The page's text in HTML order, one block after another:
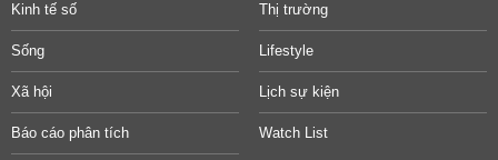
Kinh tế số Thị trường
Sống Lifestyle
Xã hội Lịch sự kiện
Báo cáo phân tích Watch List